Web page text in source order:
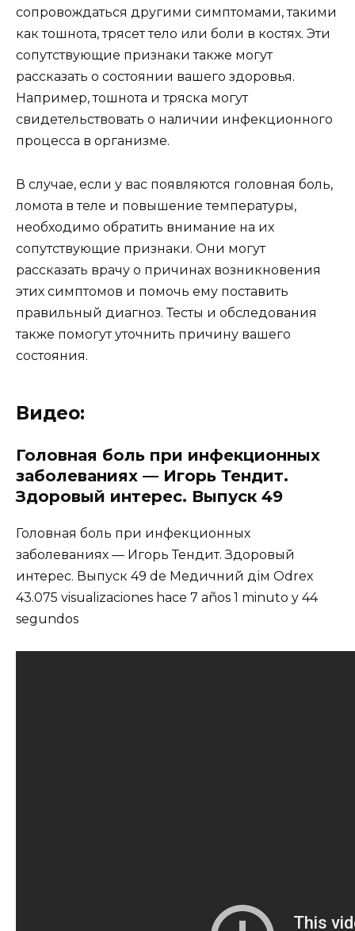
сопровождаться другими симптомами, такими
как тошнота, трясет тело или боли в костях. Эти
сопутствующие признаки также могут
рассказать о состоянии вашего здоровья.
Например, тошнота и тряска могут
свидетельствовать о наличии инфекционного
процесса в организме.
В случае, если у вас появляются головная боль,
ломота в теле и повышение температуры,
необходимо обратить внимание на их
сопутствующие признаки. Они могут
рассказать врачу о причинах возникновения
этих симптомов и помочь ему поставить
правильный диагноз. Тесты и обследования
также помогут уточнить причину вашего
состояния.
Видео:
Головная боль при инфекционных
заболеваниях — Игорь Тендит.
Здоровый интерес. Выпуск 49
Головная боль при инфекционных
заболеваниях — Игорь Тендит. Здоровый
интерес. Выпуск 49 de Медичний дім Odrex
43.075 visualizaciones hace 7 años 1 minuto y 44
segundos